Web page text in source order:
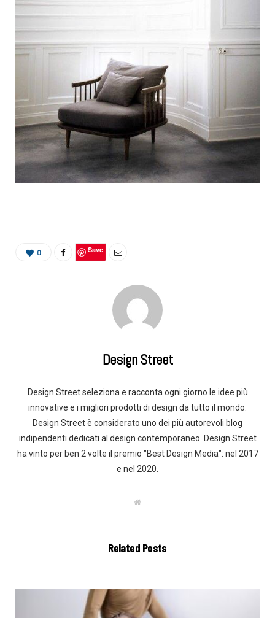
0 Save
Design Street
Design Street seleziona e racconta ogni giorno le idee più
innovative e i migliori prodotti di design da tutto il mondo.
Design Street è considerato uno dei più autorevoli blog
indipendenti dedicati al design contemporaneo. Design Street
ha vinto per ben 2 volte il premio "Best Design Media": nel 2017
e nel 2020.
W
Related Posts